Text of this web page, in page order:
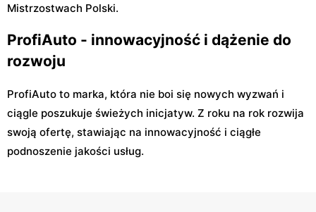
Mistrzostwach Polski.
ProfiAuto - innowacyjność i dążenie do
rozwoju
ProfiAuto to marka, która nie boi się nowych wyzwań i
ciągle poszukuje świeżych inicjatyw. Z roku na rok rozwija
swoją ofertę, stawiając na innowacyjność i ciągłe
podnoszenie jakości usług.